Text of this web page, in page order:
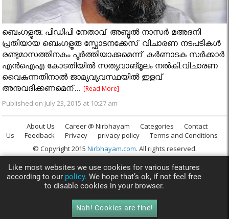
ബെംഗളൂരു: പിഡിപി നേതാവ് അബ്ദുല്‍ നാസര്‍ മഅദനി
പ്രതിയായ ബെംഗളൂരു സ്ഫോടനക്കേസ് വിചാരണ നടപടികള്‍
രണ്ടുമാസത്തിനകം പൂര്‍ത്തിയാക്കുമെന്ന് കര്‍ണാടക സര്‍ക്കാര്‍
എന്‍ഐഎ കോടതിയില്‍ സത്യവാങ്മൂലം നല്‍കി.വിചാരണ
വൈകുന്നതിനാല്‍ ജാമ്യവ്യവസ്ഥയില്‍ ഇളവ്
അനുവദിക്കണമെന്...[Read More]
Published on July 23, 2015 at 10:27 am
About Us Career @ Nirbhayam Categories
Contact
Us
Feedback Privacy privacy policy
Terms and Conditions
© Copyright 2015 Nirbhayam.com. All rights reserved.
Like most websites we use cookies for various features
according to our policy. We hope that’s ok, if not feel free
to disable cookies in your browser.
Nah! Cookies are fine!